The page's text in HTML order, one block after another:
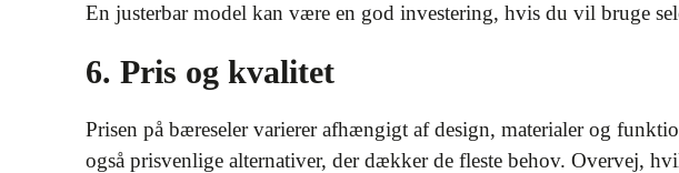
En justerbar model kan være en god investering, hvis du vil bruge
6. Pris og kvalitet
Prisen på bæreseler varierer afhængigt af design, materialer og
også prisvenlige alternativer, der dækker de fleste behov. Overvej,